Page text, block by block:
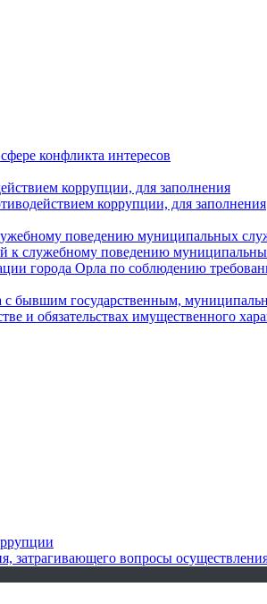
конфликта интересов
коррупции, для заполнения
коррупции, для заполнения
поведению муниципальных
к служебному поведению
города Орла по соблюдению
с бывшим государственным,
и обязательствах имущественного
затрагивающего вопросы